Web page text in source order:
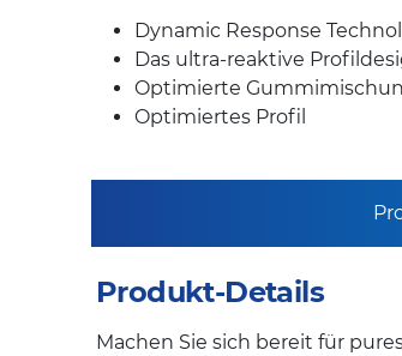
Dynamic Response
Das ultra-reaktive
Optimierte
Optimiertes Profil
Produkt-Details
Machen Sie sich bereit für